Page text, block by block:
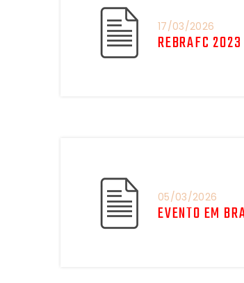
17/03/2026
REBRAFC 2023
05/03/2026
EVENTO EM